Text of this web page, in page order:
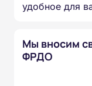
удобное для
Мы вносим
ФРДО